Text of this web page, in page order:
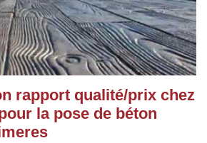
rapport qualité/prix chez
la pose de béton